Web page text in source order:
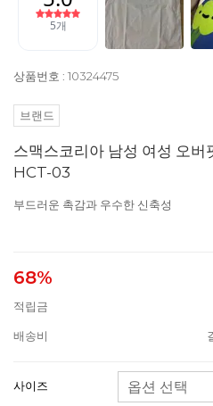
상품번호 : 10324475
브랜드
스맥스코리아 남성 여성 오버
HCT-03
부드러운 촉감과 우수한 신축성
68%
적립금
배송비
사이즈